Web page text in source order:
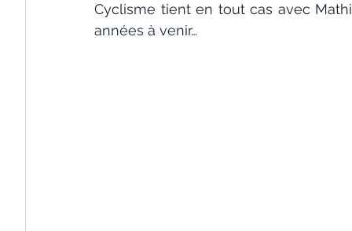
Cyclisme tient en tout cas avec
années à venir…